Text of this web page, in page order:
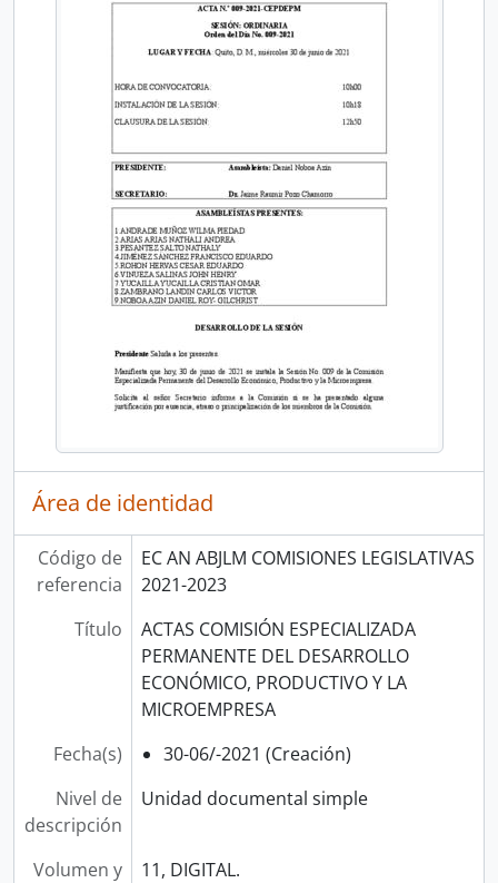
Área de identidad
Código de
referencia
EC AN ABJLM COMISIONES LEGISLATIVAS
2021-2023
Título
ACTAS COMISIÓN ESPECIALIZADA
PERMANENTE DEL DESARROLLO
ECONÓMICO, PRODUCTIVO Y LA
MICROEMPRESA
Fecha(s)
30-06/-2021 (Creación)
Nivel de
descripción
Unidad documental simple
Volumen y
11, DIGITAL.